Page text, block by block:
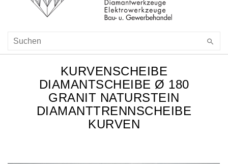
KURVENSCHEIBE
DIAMANTSCHEIBE Ø 180
GRANIT NATURSTEIN
DIAMANTTRENNSCHEIBE
KURVEN